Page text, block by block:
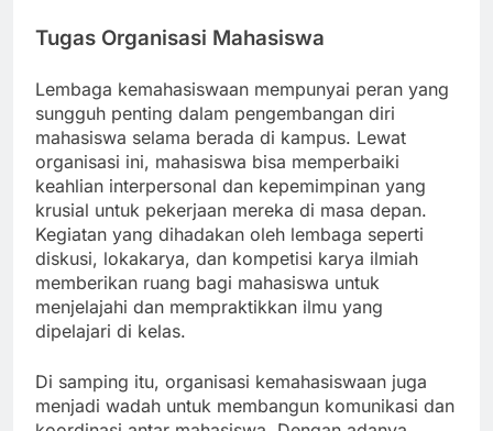
Tugas Organisasi Mahasiswa
Lembaga kemahasiswaan mempunyai peran yang
sungguh penting dalam pengembangan diri
mahasiswa selama berada di kampus. Lewat
organisasi ini, mahasiswa bisa memperbaiki
keahlian interpersonal dan kepemimpinan yang
krusial untuk pekerjaan mereka di masa depan.
Kegiatan yang dihadakan oleh lembaga seperti
diskusi, lokakarya, dan kompetisi karya ilmiah
memberikan ruang bagi mahasiswa untuk
menjelajahi dan mempraktikkan ilmu yang
dipelajari di kelas.
Di samping itu, organisasi kemahasiswaan juga
menjadi wadah untuk membangun komunikasi dan